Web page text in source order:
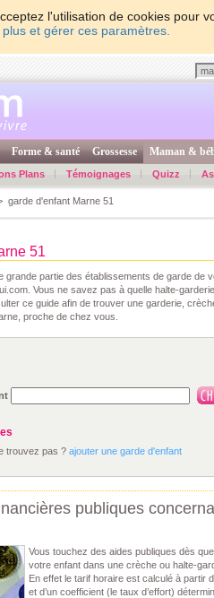
l'utilisation de cookies pour
et gérer ces paramètres.
Forme & santé Grossesse Maman &
Plans Témoignages Quizz
garde d'enfant Marne 51
51
grande partie des établissements de garde de
Vous ne savez pas à quelle halte-
ce guide afin de trouver une garderie,
proche de chez vous.
trouvez pas ? ajouter une garde d'enfant
publiques
Vous touchez des aides publiques dès
votre enfant dans une crèche ou halte-
En effet le tarif horaire est calculé à partir
et d’un coefficient (le taux d’effort)